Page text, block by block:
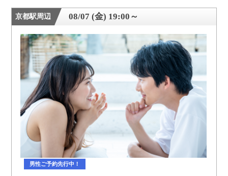
京都駅周辺 08/07 (金) 19:00～
男性ご予約先行中！